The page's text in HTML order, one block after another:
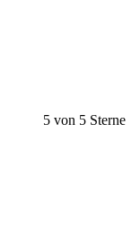
5 von 5 Sterne